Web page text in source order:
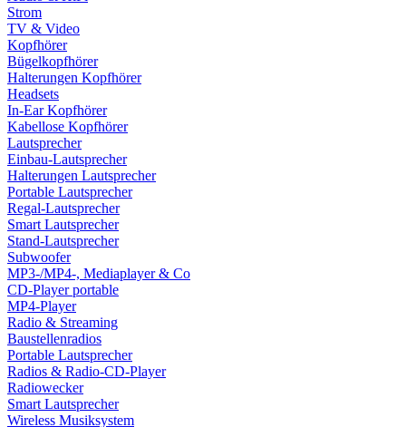
Strom
TV & Video
Kopfhörer
Bügelkopfhörer
Halterungen Kopfhörer
Headsets
In-Ear Kopfhörer
Kabellose Kopfhörer
Lautsprecher
Einbau-Lautsprecher
Halterungen Lautsprecher
Portable Lautsprecher
Regal-Lautsprecher
Smart Lautsprecher
Stand-Lautsprecher
Subwoofer
MP3-/MP4-, Mediaplayer & Co
CD-Player portable
MP4-Player
Radio & Streaming
Baustellenradios
Portable Lautsprecher
Radios & Radio-CD-Player
Radiowecker
Smart Lautsprecher
Wireless Musiksystem